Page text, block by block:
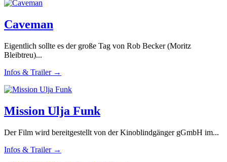
Caveman
Eigentlich sollte es der große Tag von Rob Becker (Moritz
Bleibtreu)...
Infos & Trailer →
Mission Ulja Funk
Der Film wird bereitgestellt von der Kinoblindgänger gGmbH im...
Infos & Trailer →